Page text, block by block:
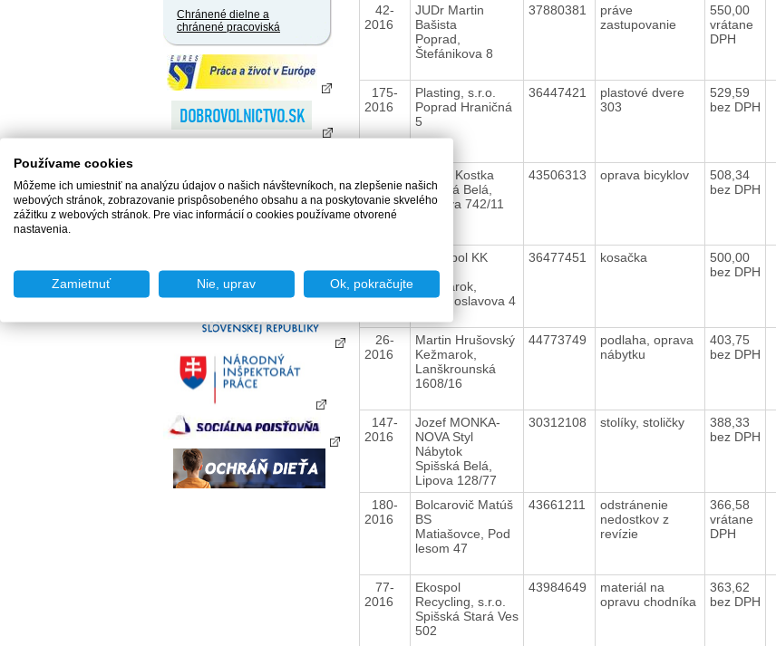
Chránené dielne a
chránené pracoviská
42-
2016
JUDr Martin
Bašista
Poprad,
Štefánikova 8
37880381
práve
zastupovanie
550,00
vrátane
DPH
175-
2016
Plasting, s.r.o.
Poprad Hraničná
5
36447421
plastové dvere
303
529,59
bez DPH
2016
Martin Kostka
Spišská Belá,
Mierova 742/11
43506313 oprava bicyklov
508,34
bez DPH
2016
Kovospol KK
s.r.o
Kežmarok,
Hviezdoslavova 4
36477451 kosačka
500,00
bez DPH
26-
2016
Martin Hrušovský
Kežmarok,
Lanškrounská
1608/16
44773749
podlaha, oprava
nábytku
403,75
bez DPH
147-
2016
Jozef MONKA-
NOVA Styl
Nábytok
Spišská Belá,
Lipova 128/77
30312108 stolíky, stoličky
388,33
bez DPH
180-
2016
Bolcarovič Matúš
BS
Matiašovce, Pod
lesom 47
43661211
odstránenie
nedostkov z
revízie
366,58
vrátane
DPH
77-
2016
Ekospol
Recycling, s.r.o.
Spišská Stará Ves
502
43984649
materiál na
opravu chodníka
363,62
bez DPH
Používame cookies
Môžeme ich umiestniť na analýzu údajov o našich návštevníkoch, na zlepšenie našich
webových stránok, zobrazovanie prispôsobeného obsahu a na poskytovanie skvelého
zážitku z webových stránok. Pre viac informácií o cookies používame otvorené
nastavenia.
Zamietnuť Nie, uprav Ok, pokračujte